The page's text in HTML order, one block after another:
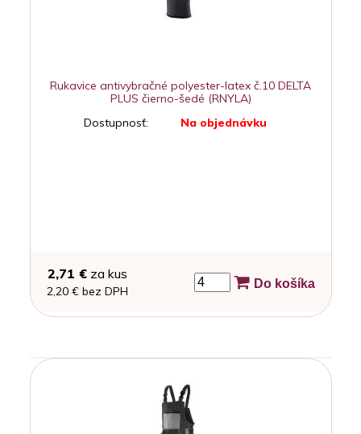
Rukavice antivybračné polyester-latex č.10 DELTA
PLUS čierno-šedé (RNYLA)
Dostupnosť:
Na objednávku
2,71 €za kus
2,20 € bez DPH
Do košíka